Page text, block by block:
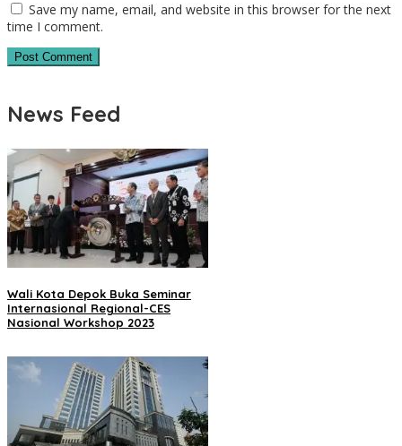
Save my name, email, and website in this browser for the next
time I comment.
News Feed
Wali Kota Depok Buka Seminar
Internasional Regional-CES
Nasional Workshop 2023